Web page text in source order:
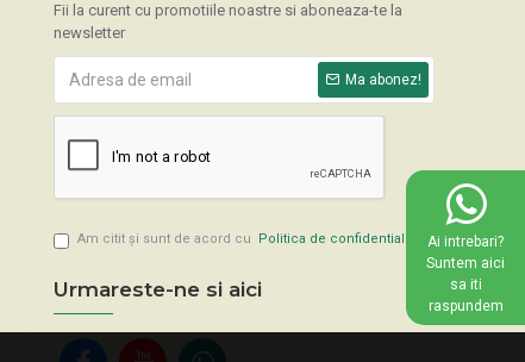
Fii la curent cu promotiile noastre si aboneaza-te la
newsletter
Ma abonez!
Am citit şi sunt de acord cu Politica de confidentialitate
Urmareste-ne si aici
Ai intrebari?
Suntem aici
sa iti
raspundem